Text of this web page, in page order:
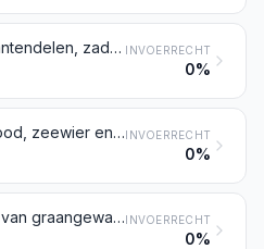
Planten, plantendelen, zaden en vruchten, van de soort hoofdzakelijk gebruikt in de reukwerkindustrie, in de geneeskunde of voor insecten- of parasietenbestrijding of voor dergelijke doeleinden, vers, gekoeld, bevroren of gedroogd, ook indien gesneden, gebroken of in poedervorm INVOERRECHT
0%
Sint-jansbrood, zeewier en andere algen, suikerbieten en suikerriet, vers, gekoeld, bevroren of gedroogd, ook indien in poedervorm; vruchtenpitten, ook indien in de steen en andere plantaardige producten (ongebrande cichoreiwortels van de variëteit Cichorium intybus sativum daaronder begrepen) hoofdzakelijk gebruikt voor menselijke consumptie, elders genoemd noch elders onder begrepenINVOERRECHT
0%
Stro en kaf van graangewassen, onbewerkt, ook indien gehakt, gemalen, geperst of in pelletsINVOERRECHT
0%